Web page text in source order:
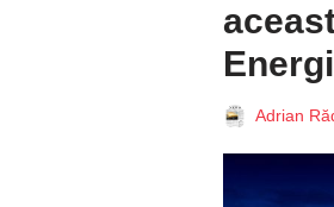
Adrian